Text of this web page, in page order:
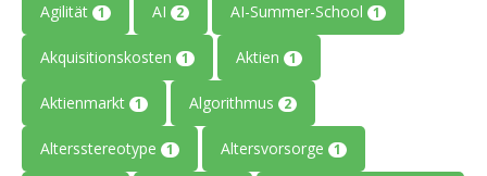
Agilität 1 AI 2 AI-Summer-School 1
Akquisitionskosten 1 Aktien 1
Aktienmarkt 1 Algorithmus 2
Altersstereotype 1 Altersvorsorge 1